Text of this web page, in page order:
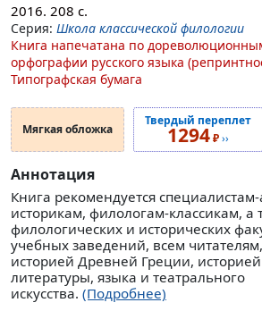
2016. 208 с.
Серия: Школа классической филологии
Книга напечатана по
орфографии русского языка
Типографская бумага
Мягкая обложка
Твердый переплет
1294₽››
Аннотация
Книга рекомендуется
историкам, филологам-классикам, а
филологических и исторических
учебных заведений, всем
историей Древней Греции,
литературы, языка и театрального
искусства. (Подробнее)